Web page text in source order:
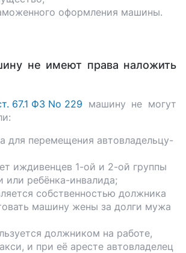
оформления машины.
не имеют права наложить
67.1 ФЗ No 229 машину не могут
для перемещения автовладельцу-
иждивенцев 1-ой и 2-ой группы
или ребёнка-инвалида;
собственностью должника
машину жены за долги мужа
должником на работе,
и при её аресте автовладелец